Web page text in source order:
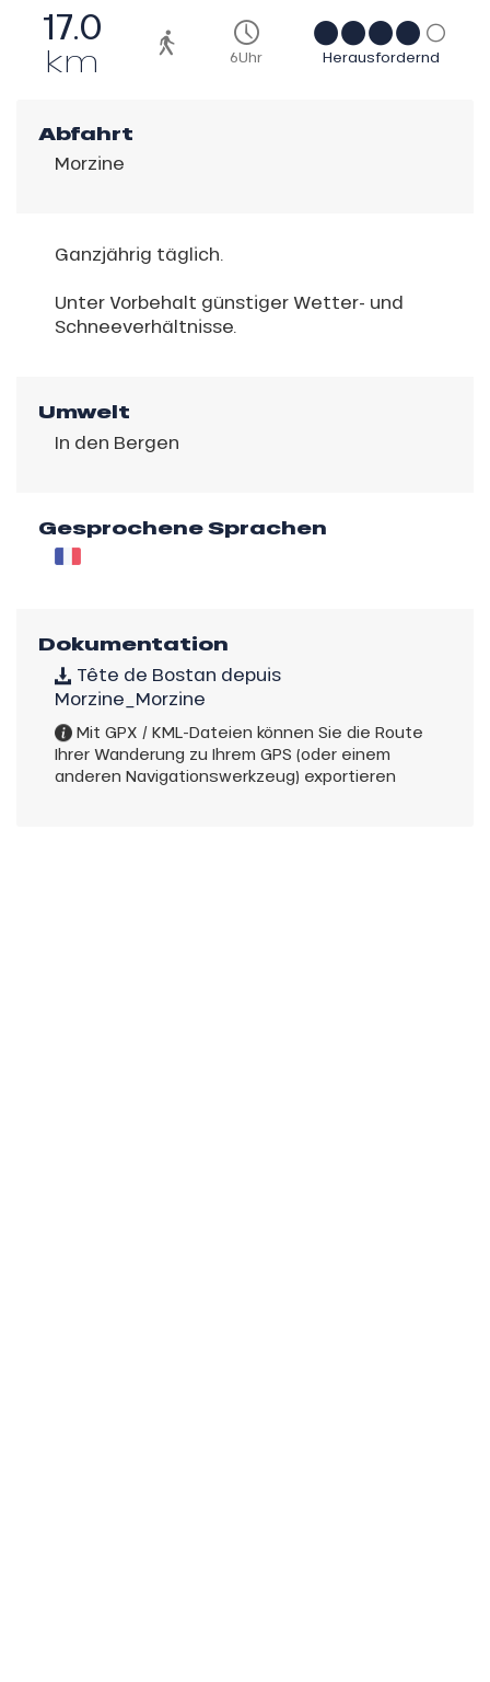
17.0
km 6Uhr Herausfordernd
Abfahrt
Morzine
Ganzjährig täglich.
Unter Vorbehalt günstiger Wetter- und
Schneeverhältnisse.
Umwelt
In den Bergen
Gesprochene Sprachen
Dokumentation
Tête de Bostan depuis
Morzine_Morzine
Mit GPX / KML-Dateien können Sie die Route
Ihrer Wanderung zu Ihrem GPS (oder einem
anderen Navigationswerkzeug) exportieren